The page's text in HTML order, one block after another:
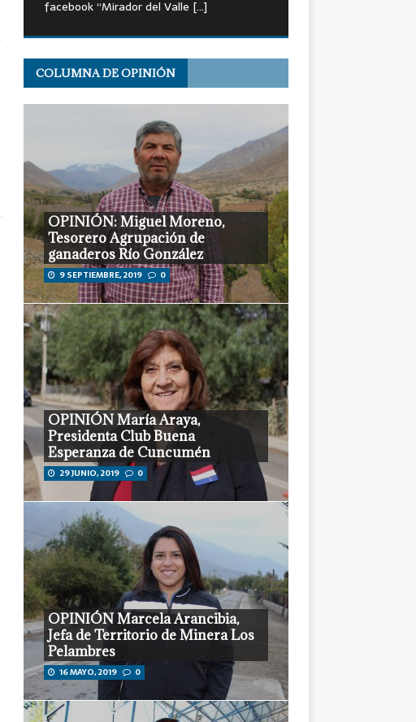
facebook “Mirador del Valle […]
COLUMNA DE OPINIÓN
OPINIÓN: Miguel Moreno,
Tesorero Agrupación de
ganaderos Río González
9 SEPTIEMBRE, 2019 0
OPINIÓN María Araya,
Presidenta Club Buena
Esperanza de Cuncumén
29 JUNIO, 2019 0
OPINIÓN Marcela Arancibia,
Jefa de Territorio de Minera Los
Pelambres
16 MAYO, 2019 0